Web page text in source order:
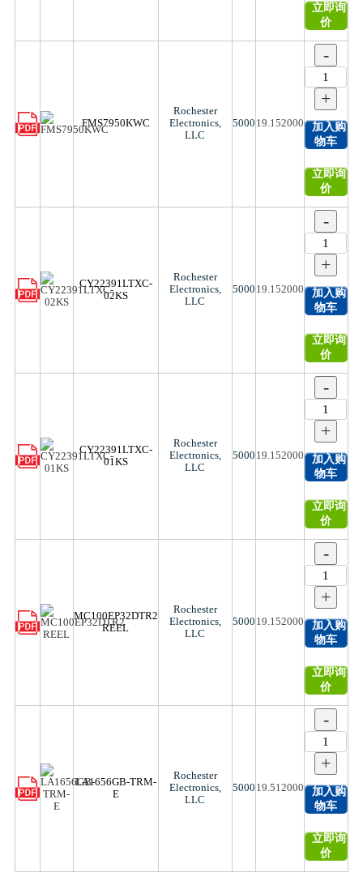
立即询
价
FMS7950KWC
Rochester
Electronics,
LLC
5000 19.152000
-
+
加入购
物车
立即询
价
CY22391LTXC-
02KS
Rochester
Electronics,
LLC
5000 19.152000
-
+
加入购
物车
立即询
价
CY22391LTXC-
01KS
Rochester
Electronics,
LLC
5000 19.152000
-
+
加入购
物车
立即询
价
MC100EP32DTR2
REEL
Rochester
Electronics,
LLC
5000 19.152000
-
+
加入购
物车
立即询
价
LA1656GB-TRM-
E
Rochester
Electronics,
LLC
5000 19.512000
-
+
加入购
物车
立即询
价